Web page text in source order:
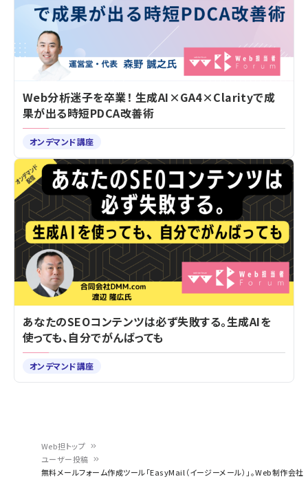
Web担トップ
ユーザー投稿
無料メールフォーム作成ツール「EasyMail（イージーメール）」。Web制作会社
Web分析迷子を卒業！ 生成AI×GA4×Clarityで成
果が出る時短PDCA改善術
オンデマンド講座
あなたのSEOコンテンツは必ず失敗する。生成AIを
使っても、自分でがんばっても
オンデマンド講座